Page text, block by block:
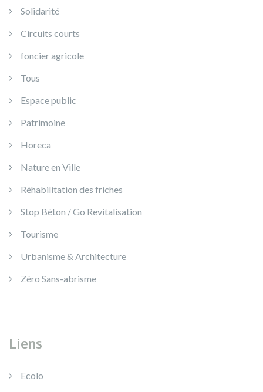
Solidarité
Circuits courts
foncier agricole
Tous
Espace public
Patrimoine
Horeca
Nature en Ville
Réhabilitation des friches
Stop Béton / Go Revitalisation
Tourisme
Urbanisme & Architecture
Zéro Sans-abrisme
Liens
Ecolo